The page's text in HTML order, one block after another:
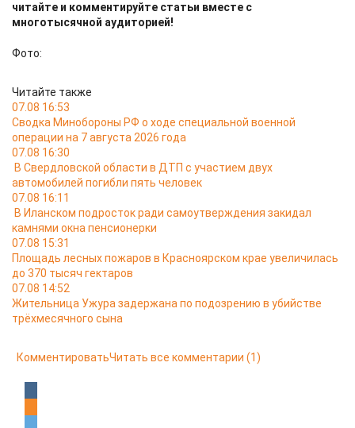
читайте и комментируйте статьи вместе с
многотысячной аудиторией!
Фото:
Читайте также
07.08 16:53
Сводка Минобороны РФ о ходе специальной военной
операции на 7 августа 2026 года
07.08 16:30
В Свердловской области в ДТП с участием двух
автомобилей погибли пять человек
07.08 16:11
В Иланском подросток ради самоутверждения закидал
камнями окна пенсионерки
07.08 15:31
Площадь лесных пожаров в Красноярском крае увеличилась
до 370 тысяч гектаров
07.08 14:52
Жительница Ужура задержана по подозрению в убийстве
трёхмесячного сына
КомментироватьЧитать все комментарии (1)